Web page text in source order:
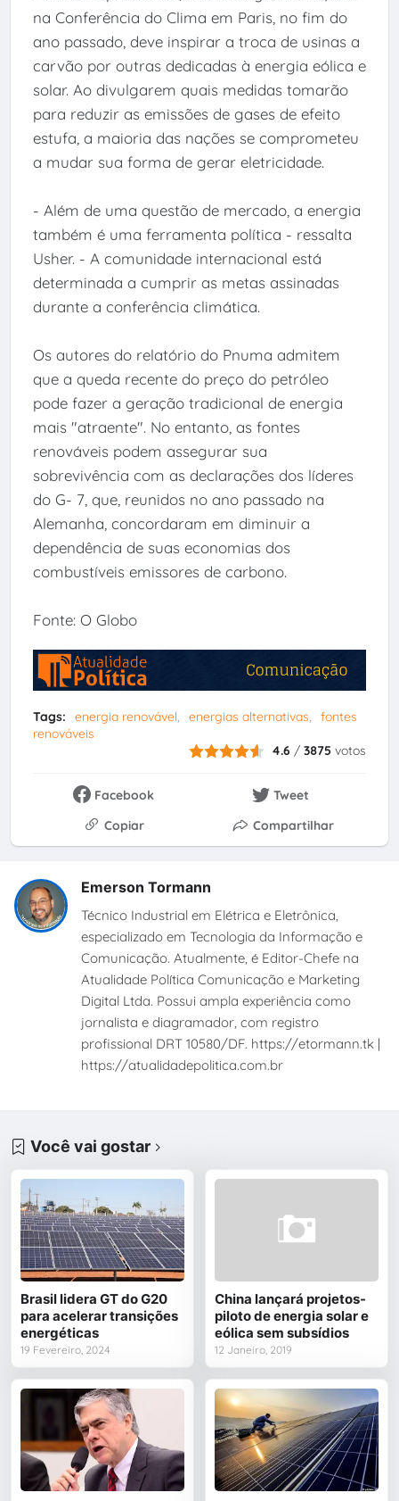
na Conferência do Clima em Paris, no fim do
ano passado, deve inspirar a troca de usinas a
carvão por outras dedicadas à energia eólica e
solar. Ao divulgarem quais medidas tomarão
para reduzir as emissões de gases de efeito
estufa, a maioria das nações se comprometeu
a mudar sua forma de gerar eletricidade.
- Além de uma questão de mercado, a energia
também é uma ferramenta política - ressalta
Usher. - A comunidade internacional está
determinada a cumprir as metas assinadas
durante a conferência climática.
Os autores do relatório do Pnuma admitem
que a queda recente do preço do petróleo
pode fazer a geração tradicional de energia
mais "atraente". No entanto, as fontes
renováveis podem assegurar sua
sobrevivência com as declarações dos líderes
do G- 7, que, reunidos no ano passado na
Alemanha, concordaram em diminuir a
dependência de suas economias dos
combustíveis emissores de carbono.
Fonte: O Globo
Tags: energia renovável energias alternativas
fontes
renováveis
4.6 /3875 votos
Facebook
Tweet
Copiar
Compartilhar
Emerson Tormann
Técnico Industrial em Elétrica e Eletrônica,
especializado em Tecnologia da Informação e
Comunicação. Atualmente, é Editor-Chefe na
Atualidade Política Comunicação e Marketing
Digital Ltda. Possui ampla experiência como
jornalista e diagramador, com registro
profissional DRT 10580/DF. https://etormann.tk |
https://atualidadepolitica.com.br
Você vai gostar
Brasil lidera GT do G20
para acelerar transições
energéticas
19 Fevereiro, 2024
China lançará projetos-
piloto de energia solar e
eólica sem subsídios
12 Janeiro, 2019